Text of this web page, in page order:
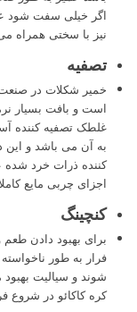
اگر خیلی سفت شود
نیز با سختی همراه
تصفیه
خمیر شکلات در
است و بافت بسیار
غلطک تصفیه کننده
به آن می باشد و
کننده ذرات خرد شده
اجزای چربی مایع
کنچینگ
برای بهبود دادن
فرار به طور
شوند و سیالیت
کره کاکائو در شروع